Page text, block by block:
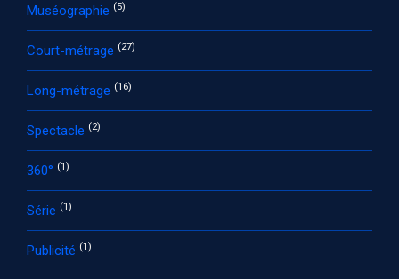
Muséographie (5)
Court-métrage (27)
Long-métrage (16)
Spectacle (2)
360° (1)
Série (1)
Publicité (1)